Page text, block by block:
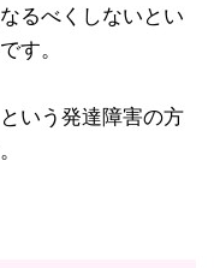
るべくしないとい
す。
いう発達障害の方